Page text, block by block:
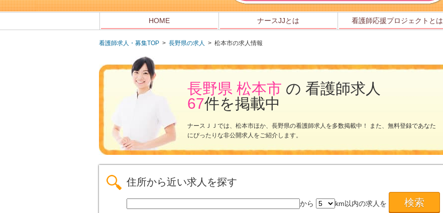
HOME ナースJJとは 看護師応援プロジェクトとは
看護師求人・募集TOP > 長野県の求人 > 松本市の求人情報
長野県 松本市 の 看護師求人
67件を掲載中
ナースＪＪでは、松本市ほか、長野県の看護師求人を多数掲載中！ また、無料登録であなた
にぴったりな非公開求人をご紹介します。
住所から近い求人を探す
から km以内の求人を